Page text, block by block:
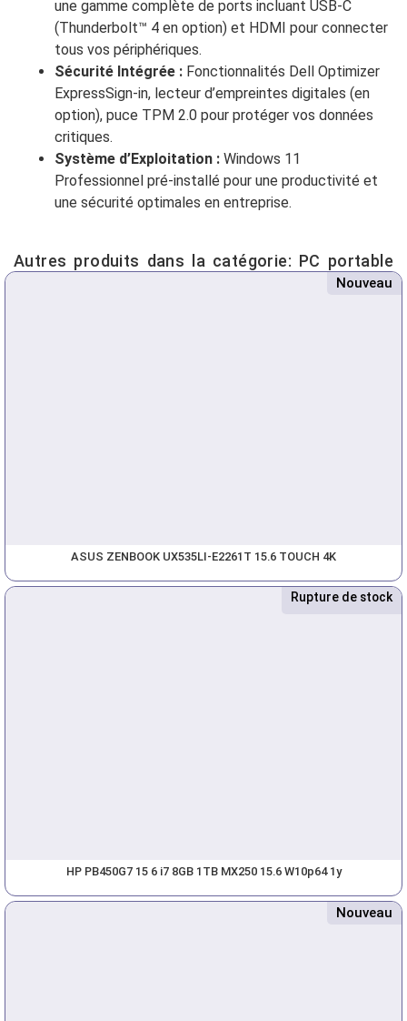
une gamme complète de ports incluant USB-C
(Thunderbolt™ 4 en option) et HDMI pour connecter
tous vos périphériques.
Sécurité Intégrée : Fonctionnalités Dell Optimizer
ExpressSign-in, lecteur d’empreintes digitales (en
option), puce TPM 2.0 pour protéger vos données
critiques.
Système d’Exploitation : Windows 11
Professionnel pré-installé pour une productivité et
une sécurité optimales en entreprise.
Autres produits dans la catégorie: PC portable
Nouveau
ASUS ZENBOOK UX535LI-E2261T 15.6 TOUCH 4K
Nouveau
Rupture de stock
HP PB450G7 15 6 i7 8GB 1TB MX250 15.6 W10p64 1y
Nouveau